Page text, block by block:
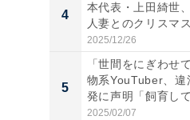
4
本代表・上田綺世
人妻とのクリスマ
に...
2025/12/26
5
「世間をにぎわせ
物系YouTuber、違
発に声明「飼育し
2025/02/07